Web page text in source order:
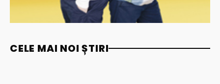
CELE MAI NOI ȘTIRI